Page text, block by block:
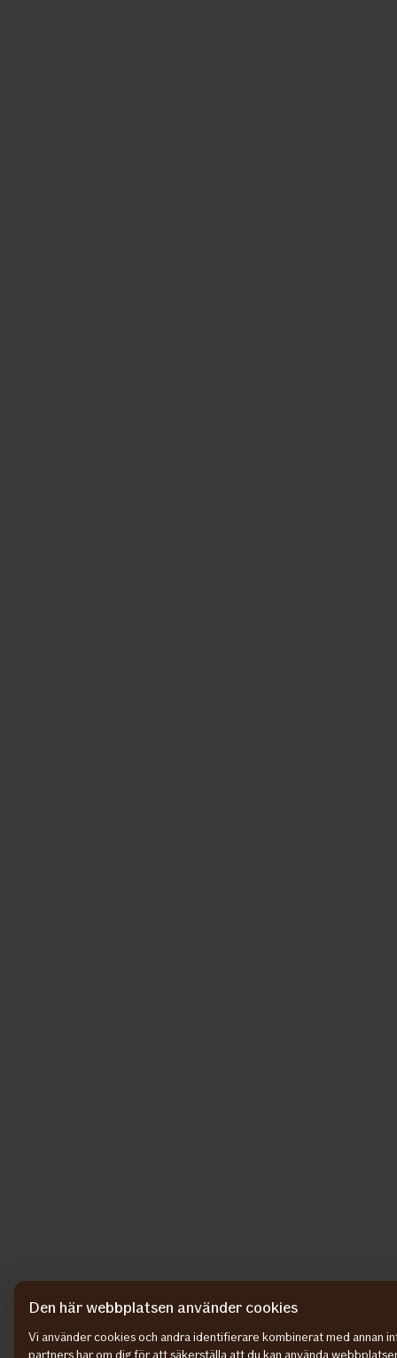
Den här webbplatsen använder cookies
Vi använder cookies och andra identifierare kombinerat med annan
partners har om dig för att säkerställa att du kan använda